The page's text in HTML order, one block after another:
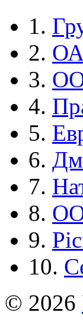
1.
2.
3.
4.
5.
6.
7.
8.
9.
10.
© 2026